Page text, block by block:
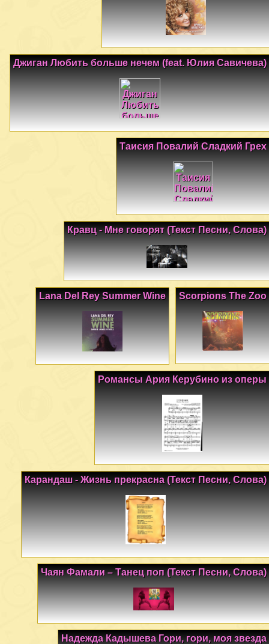
Джиган Любить больше нечем (feat. Юлия Савичева)
Таисия Повалий Сладкий Грех
Кравц - Мне говорят (Текст Песни, Слова)
Scorpions The Zoo
Lana Del Rey Summer Wine
Романсы Ария Керубино из оперы
Карандаш - Жизнь прекрасна (Текст Песни, Слова)
Чаян Фамали – Танец поп (Текст Песни, Слова)
Надежда Кадышева Гори, гори, моя звезда